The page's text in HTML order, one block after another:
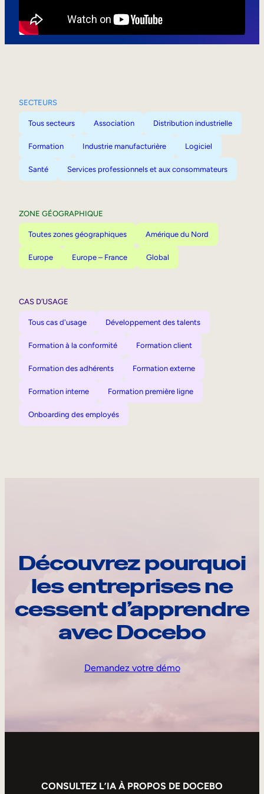
SECTEURS
Tous secteurs Association Distribution industrielle
Formation Industrie manufacturière Logiciel
Santé Services professionnels et aux consommateurs
ZONE GÉOGRAPHIQUE
Toutes zones géographiques Amérique du Nord
Europe Europe – France Global
CAS D’USAGE
Tous cas d'usage Développement des talents
Formation à la conformité Formation client
Formation des adhérents Formation externe
Formation interne Formation première ligne
Onboarding des employés
Découvrez pourquoi
les entreprises ne
cessent d’apprendre
avec Docebo
Demandez votre démo
CONSULTEZ L’IA À PROPOS DE DOCEBO